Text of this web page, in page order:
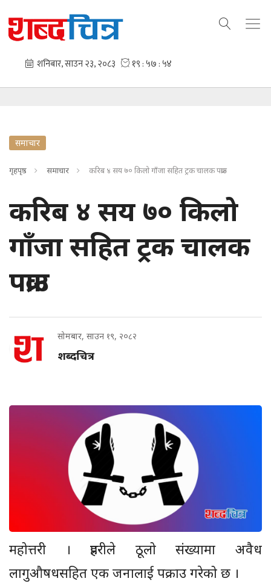
समाचार
गृहपृष्ठ समाचार करिब ४ सय ७० किलो गाँजा सहित ट्रक चालक पक्राउ
करिब ४ सय ७० किलो
गाँजा सहित ट्रक चालक
पक्राउ
सोमबार, साउन १९, २०८२
शब्दचित्र
महोत्तरी । प्रहरीले ठूलो संख्यामा अवैध
लागुऔषधसहित एक जनालाई पक्राउ गरेको छ ।